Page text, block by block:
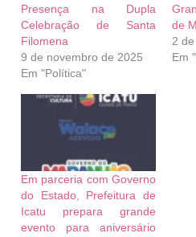
Presença na Dupla
Celebração de Santa
Filomena
9 de novembro de 2025
Em "Política"
de
2
Em
Em parceria com Governo
do Estado, Prefeitura de
Icatu prepara grande
evento para aniversário